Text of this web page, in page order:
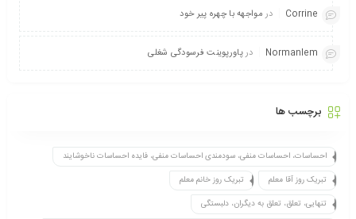
Corrine درمواجهه با چهره پیر خود
Normanlem درپاورپوینت فرسودگی شغلی
برچسب ها
احساسات، احساسات منفی، سودمندی احساسات منفی، فایده احساسات ناخوشایند
تبریک روز آقا معلم
تبریک روز خانم معلم
تنهایی، تعلق، تعلق به دیگران، دلبستگی